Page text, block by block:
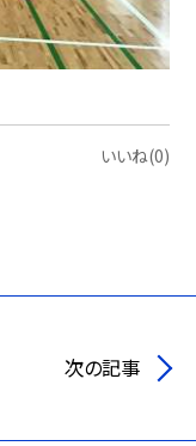
いいね(0)
次の記事